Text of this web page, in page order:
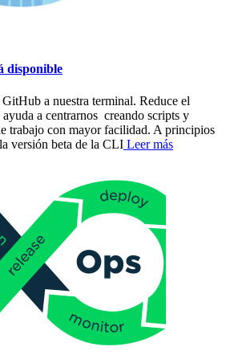
disponible
a nuestra terminal. Reduce el
a centrarnos creando scripts y
trabajo con mayor facilidad. A principios
versión beta de la CLI Leer más